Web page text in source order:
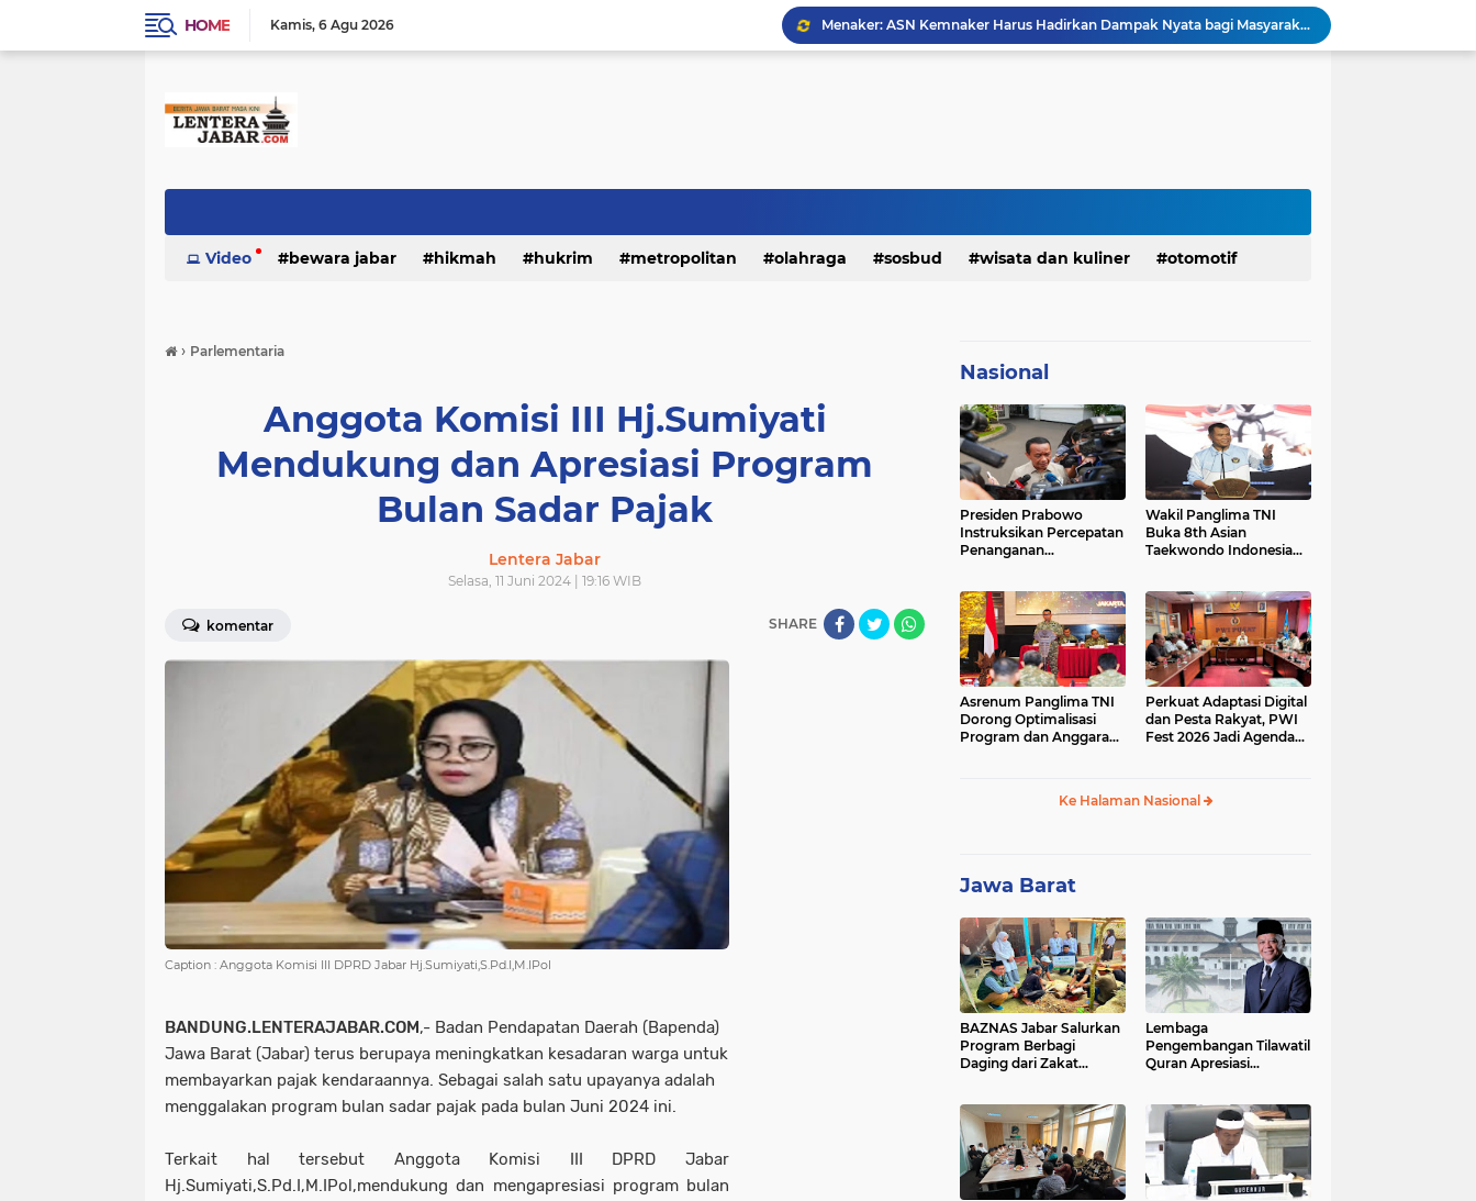
HOME Kamis 6 Agu 2026 Menaker: ASN Kemnaker Harus Hadirkan Dampak Nyata bagi Masyarakat
DPRD dan Gubernur Jawa Barat Menyepakati Rancangan KUA-PPAS APBD Tahun Anggaran 2027
Pemkot Siapkan 100 Armada Pengangkut Sampah Bila TPPAS Legok Nangka Beroperasi
KDM Fokus Rampungkan Pemenuhan Layanan Dasar dan Konektivitas Wilayah pada 2027
Video bewara jabar hikmah hukrim metropolitan olahraga sosbud wisata dan kuliner otomotif
› Parlementaria
Anggota Komisi III Hj.Sumiyati
Mendukung dan Apresiasi Program
Bulan Sadar Pajak
Lentera Jabar
Selasa, 11 Juni 2024 | 19:16 WIB
komentar SHARE
Caption : Anggota Komisi III DPRD Jabar Hj.Sumiyati,S.Pd.I,M.IPol
BANDUNG.LENTERAJABAR.COM,- Badan Pendapatan Daerah (Bapenda)
Jawa Barat (Jabar) terus berupaya meningkatkan kesadaran warga untuk
membayarkan pajak kendaraannya. Sebagai salah satu upayanya adalah
menggalakan program bulan sadar pajak pada bulan Juni 2024 ini.
Terkait hal tersebut Anggota Komisi III DPRD Jabar
Hj.Sumiyati,S.Pd.I,M.IPol,mendukung dan mengapresiasi program bulan
Nasional
Presiden Prabowo
Instruksikan Percepatan
Penanganan
BBM
Wakil Panglima TNI
Buka 8th Asian
Taekwondo Indonesia
Asrenum Panglima TNI
Dorong Optimalisasi
Program dan Anggaran
Perkuat Adaptasi Digital
dan Pesta Rakyat, PWI
Fest 2026 Jadi Agenda
Ke Halaman Nasional
Jawa Barat
BAZNAS Jabar Salurkan
Program Berbagi
Daging dari Zakat
Purwakarta
Lembaga
Pengembangan Tilawatil
Quran Apresiasi
Langsung MTQ Jabar